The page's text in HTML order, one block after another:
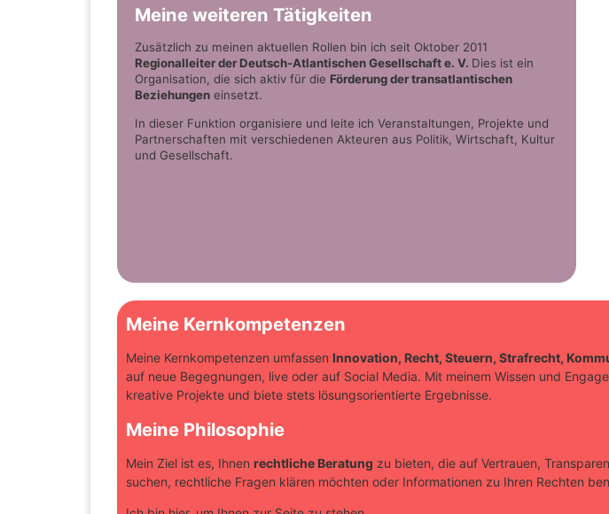
Meine weiteren Tätigkeiten
Zusätzlich zu meinen aktuellen Rollen bin ich seit Oktober 2011
Regionalleiter der Deutsch-Atlantischen Gesellschaft e. V. Dies ist ein
Organisation, die sich aktiv für die Förderung der transatlantischen
Beziehungen einsetzt.
In dieser Funktion organisiere und leite ich Veranstaltungen, Projekte und
Partnerschaften mit verschiedenen Akteuren aus Politik, Wirtschaft, Kultur
und Gesellschaft.
Meine Kernkompetenzen
Meine Kernkompetenzen umfassen Innovation, Recht, Steuern, Strafrecht,
auf neue Begegnungen, live oder auf Social Media. Mit meinem Wissen und
kreative Projekte und biete stets lösungsorientierte Ergebnisse.
Meine Philosophie
Mein Ziel ist es, Ihnen rechtliche Beratung zu bieten, die auf Vertrauen,
suchen, rechtliche Fragen klären möchten oder Informationen zu Ihren Rechten